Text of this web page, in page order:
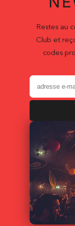
Restes au
Club et
codes